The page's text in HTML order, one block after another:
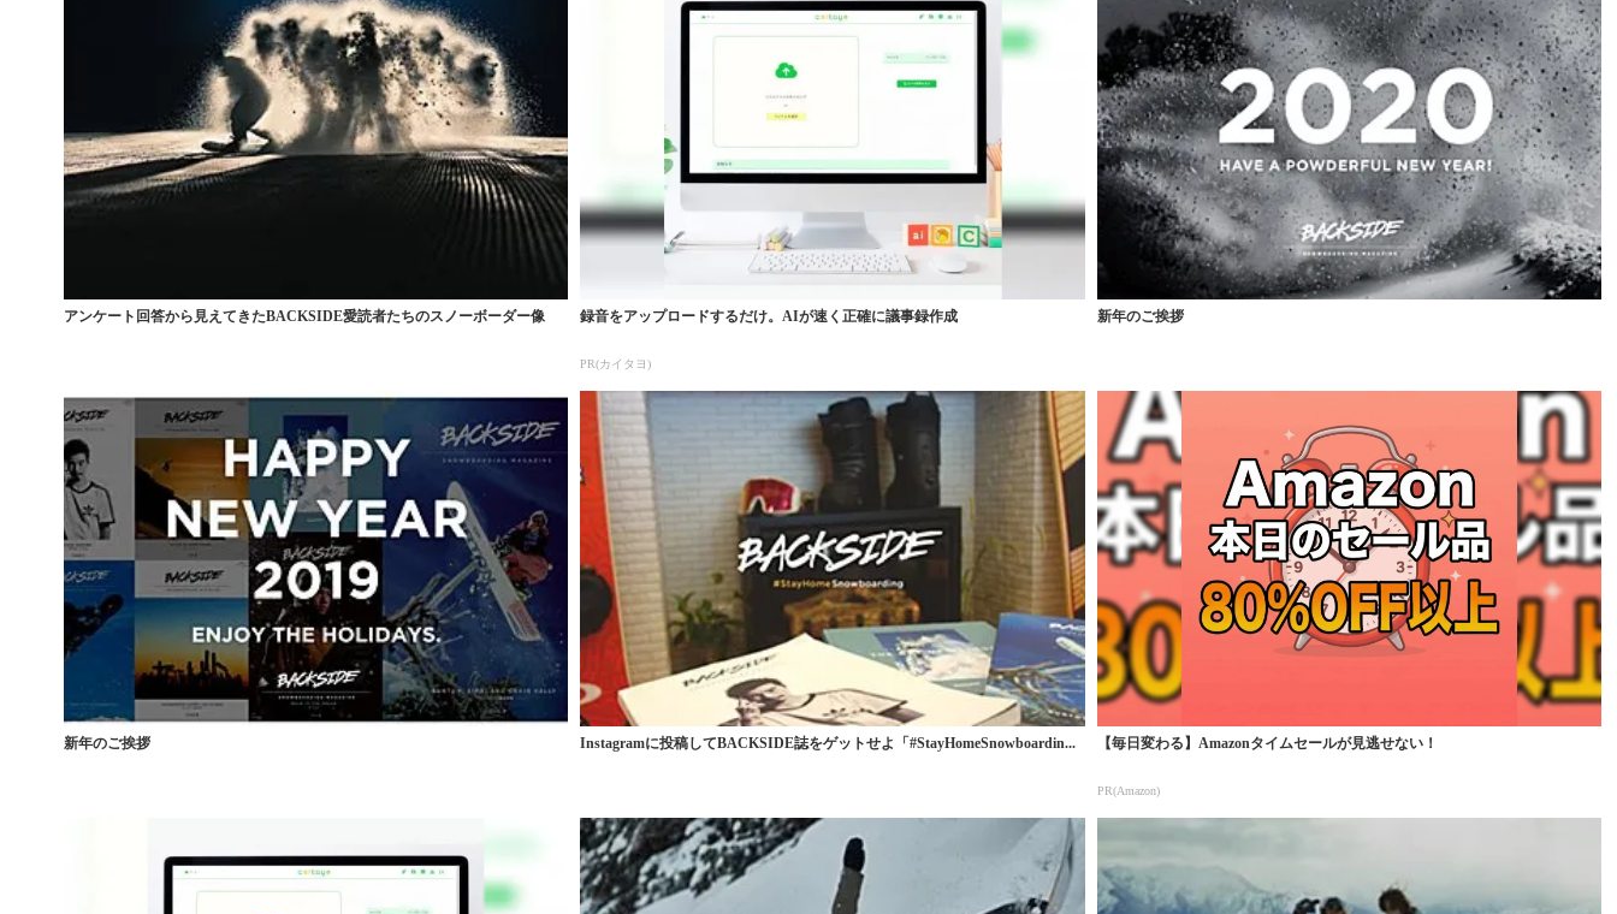
アンケート回答から見えてきたBACKSIDE愛読者たちのスノーボーダー像 録音をアップロードするだけ。AIが速く正確に議事録作成
PR(カイタヨ)
新年のご挨拶
新年のご挨拶 Instagramに投稿してBACKSIDE誌をゲットせよ「#StayHomeSnowboardin... 【毎日変わる】Amazonタイムセールが見逃せない！
PR(Amazon)